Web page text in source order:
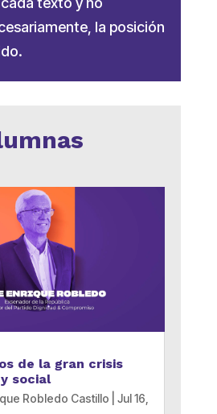
la posición
de la gran crisis
social
Robledo Castillo
Jul 16,